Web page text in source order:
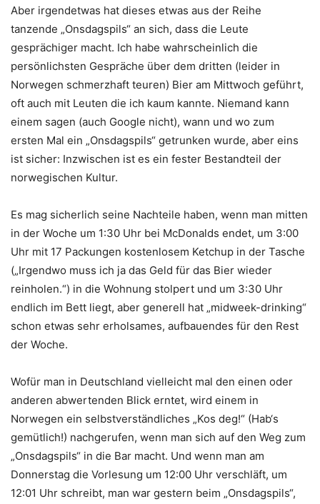
Aber irgendetwas hat dieses etwas aus der Reihe
tanzende „Onsdagspils“ an sich, dass die Leute
gesprächiger macht. Ich habe wahrscheinlich die
persönlichsten Gespräche über dem dritten (leider in
Norwegen schmerzhaft teuren) Bier am Mittwoch geführt,
oft auch mit Leuten die ich kaum kannte. Niemand kann
einem sagen (auch Google nicht), wann und wo zum
ersten Mal ein „Onsdagspils“ getrunken wurde, aber eins
ist sicher: Inzwischen ist es ein fester Bestandteil der
norwegischen Kultur.
Es mag sicherlich seine Nachteile haben, wenn man mitten
in der Woche um 1:30 Uhr bei McDonalds endet, um 3:00
Uhr mit 17 Packungen kostenlosem Ketchup in der Tasche
(„Irgendwo muss ich ja das Geld für das Bier wieder
reinholen.“) in die Wohnung stolpert und um 3:30 Uhr
endlich im Bett liegt, aber generell hat „midweek-drinking“
schon etwas sehr erholsames, aufbauendes für den Rest
der Woche.
Wofür man in Deutschland vielleicht mal den einen oder
anderen abwertenden Blick erntet, wird einem in
Norwegen ein selbstverständliches „Kos deg!“ (Hab‘s
gemütlich!) nachgerufen, wenn man sich auf den Weg zum
„Onsdagspils“ in die Bar macht. Und wenn man am
Donnerstag die Vorlesung um 12:00 Uhr verschläft, um
12:01 Uhr schreibt, man war gestern beim „Onsdagspils“,